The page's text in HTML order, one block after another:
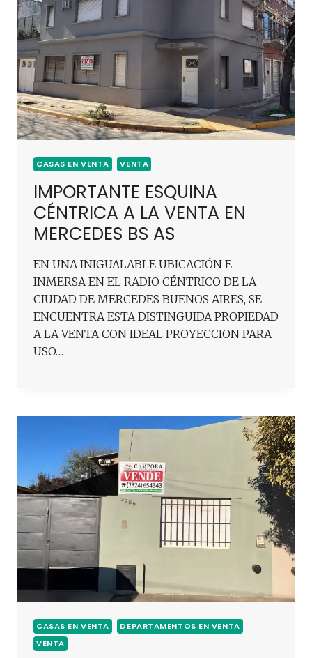
CASAS EN VENTA VENTA
IMPORTANTE ESQUINA
CÉNTRICA A LA VENTA EN
MERCEDES BS AS
EN UNA INIGUALABLE UBICACIÓN E
INMERSA EN EL RADIO CÉNTRICO DE LA
CIUDAD DE MERCEDES BUENOS AIRES, SE
ENCUENTRA ESTA DISTINGUIDA PROPIEDAD
A LA VENTA CON IDEAL PROYECCION PARA
USO…
CASAS EN VENTA
DEPARTAMENTOS EN VENTA
VENTA